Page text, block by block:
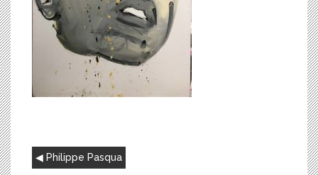
NAVIGATION
DE
Philippe Pasqua